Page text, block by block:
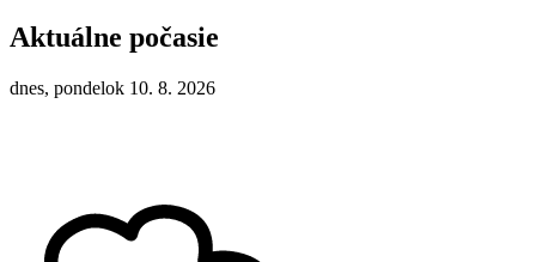
Aktuálne počasie
dnes, pondelok 10. 8. 2026